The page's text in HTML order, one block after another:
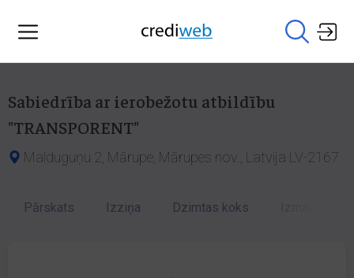
Sabiedrība ar ierobežotu atbildību
"TRANSPORENT"
Malduguņu 2, Mārupe, Mārupes nov., Latvija LV-2167
Pārskats Izziņa Dzimtas koks